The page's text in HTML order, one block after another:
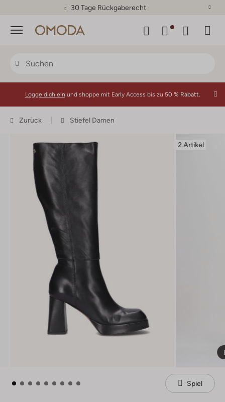
30 Tage Rückgaberecht
Menü
Logge dich ein und shoppe mit Early Access bis zu 50 % Rabatt.
Zurück Stiefel Damen
2 Artikel
Spiel